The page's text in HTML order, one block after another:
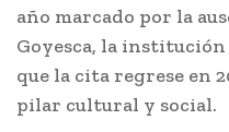
año marcado por la
Goyesca, la
que la cita regrese en
pilar cultural y social.